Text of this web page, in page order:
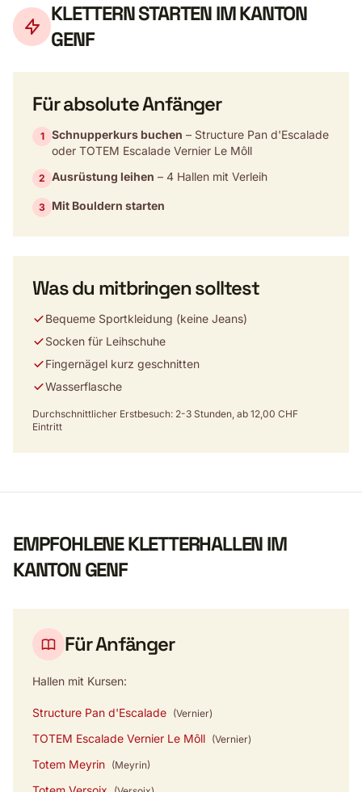
KLETTERN STARTEN IM KANTON
GENF
Für absolute Anfänger
1 Schnupperkurs buchen – Structure Pan d'Escalade
oder TOTEM Escalade Vernier Le Môll
2 Ausrüstung leihen – 4 Hallen mit Verleih
3 Mit Bouldern starten
Was du mitbringen solltest
Bequeme Sportkleidung (keine Jeans)
Socken für Leihschuhe
Fingernägel kurz geschnitten
Wasserflasche
Durchschnittlicher Erstbesuch: 2-3 Stunden, ab 12,00 CHF
Eintritt
EMPFOHLENE KLETTERHALLEN IM
KANTON GENF
Für Anfänger
Hallen mit Kursen:
Structure Pan d'Escalade (Vernier)
TOTEM Escalade Vernier Le Môll (Vernier)
Totem Meyrin (Meyrin)